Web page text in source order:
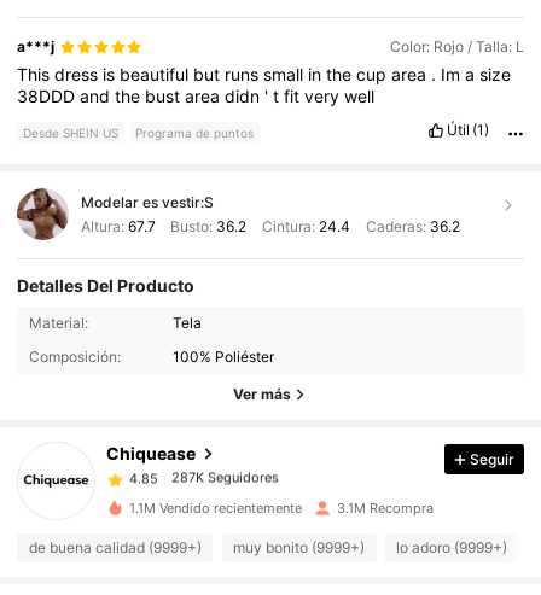
a***j Color: Rojo / Talla: L
Thisdress is beautiful but runssmall inthecuparea . Imasize
38DDDandthe bustareadidn 'tfitverywell
Desde SHEIN US Programa de puntos Útil (1)
Modelar es vestir:S
Altura: 67.7 Busto: 36.2 Cintura: 24.4 Caderas: 36.2
Detalles Del Producto
Material:
Tela
Composición:
100% Poliéster
Ver más
Chiquease
287K Seguidores
4.85
287K Seguidores
c***r
pagóHace 1 día
4.85
Seguir
1.1M Vendido recientemente 3.1M Recompra
de buena calidad (9999+) muy bonito (9999+) lo adoro (9999+)